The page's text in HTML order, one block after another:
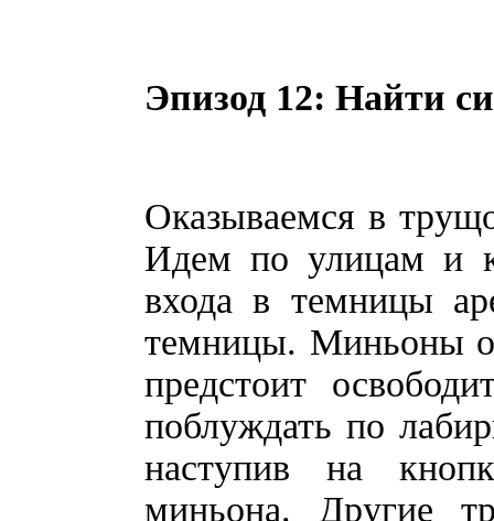
Эпизод 12: Найти
Оказываемся в
Идем по улицам и
входа в темницы
темницы. Миньоны
предстоит
поблуждать по
наступив на
миньона. Другие